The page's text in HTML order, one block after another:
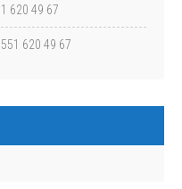
620 49 67
620 49 67